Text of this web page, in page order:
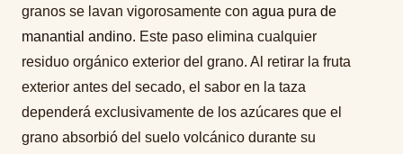
granos se lavan vigorosamente con agua pura de
manantial andino. Este paso elimina cualquier
residuo orgánico exterior del grano. Al retirar la fruta
exterior antes del secado, el sabor en la taza
dependerá exclusivamente de los azúcares que el
grano absorbió del suelo volcánico durante su